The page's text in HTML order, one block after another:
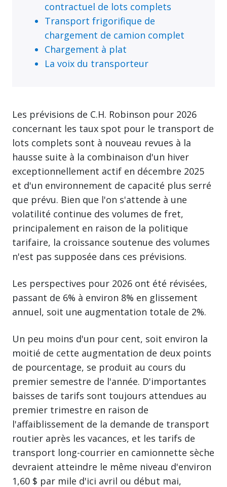
contractuel de lots complets
Transport frigorifique de
chargement de camion complet
Chargement à plat
La voix du transporteur
Les prévisions de C.H. Robinson pour 2026
concernant les taux spot pour le transport de
lots complets sont à nouveau revues à la
hausse suite à la combinaison d'un hiver
exceptionnellement actif en décembre 2025
et d'un environnement de capacité plus serré
que prévu. Bien que l'on s'attende à une
volatilité continue des volumes de fret,
principalement en raison de la politique
tarifaire, la croissance soutenue des volumes
n'est pas supposée dans ces prévisions.
Les perspectives pour 2026 ont été révisées,
passant de 6% à environ 8% en glissement
annuel, soit une augmentation totale de 2%.
Un peu moins d'un pour cent, soit environ la
moitié de cette augmentation de deux points
de pourcentage, se produit au cours du
premier semestre de l'année. D'importantes
baisses de tarifs sont toujours attendues au
premier trimestre en raison de
l'affaiblissement de la demande de transport
routier après les vacances, et les tarifs de
transport long-courrier en camionnette sèche
devraient atteindre le même niveau d'environ
1,60 $ par mile d'ici avril ou début mai,